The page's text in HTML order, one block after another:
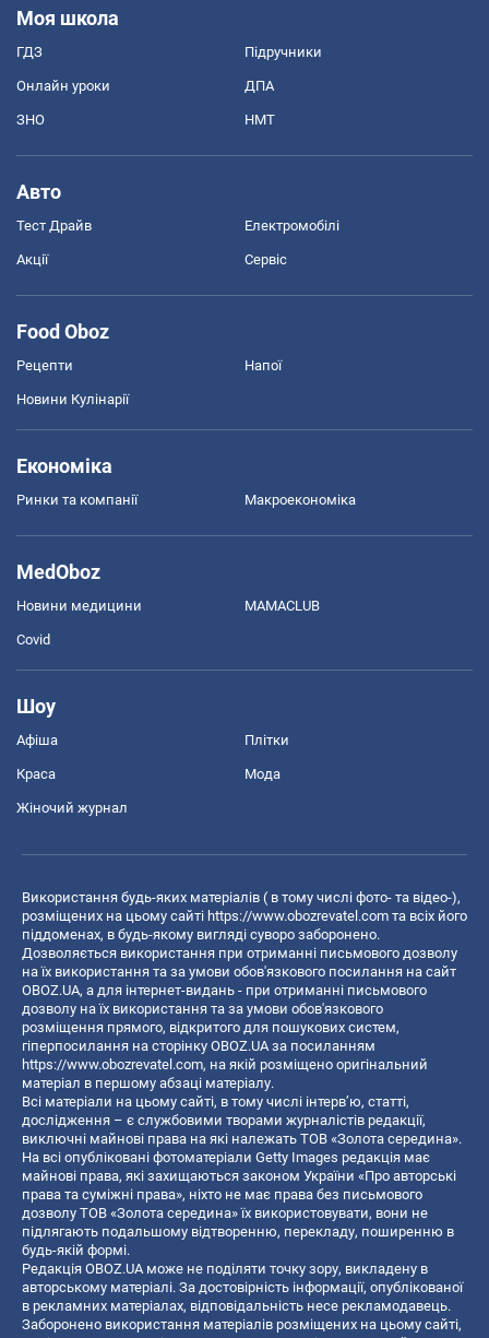
Моя школа
ГДЗ Підручники
Онлайн уроки ДПА
ЗНО НМТ
Авто
Тест Драйв Електромобілі
Акції Сервіс
Food Oboz
Рецепти Напої
Новини Кулінарії
Економіка
Ринки та компанії Макроекономіка
MedOboz
Новини медицини MAMACLUB
Covid
Шоу
Афіша Плітки
Краса Мода
Жіночий журнал
Використання будь-яких матеріалів ( в тому числі фото- та відео-),
розміщених на цьому сайті https://www.obozrevatel.com та всіх його
піддоменах, в будь-якому вигляді суворо заборонено.
Дозволяється використання при отриманні письмового дозволу
на їх використання та за умови обов'язкового посилання на сайт
OBOZ.UA, а для інтернет-видань - при отриманні письмового
дозволу на їх використання та за умови обов'язкового
розміщення прямого, відкритого для пошукових систем,
гіперпосилання на сторінку OBOZ.UA за посиланням
https://www.obozrevatel.com, на якій розміщено оригінальний
матеріал в першому абзаці матеріалу.
Всі матеріали на цьому сайті, в тому числі інтерв’ю, статті,
дослідження – є службовими творами журналістів редакції,
виключні майнові права на які належать ТОВ «Золота середина».
На всі опубліковані фотоматеріали Getty Images редакція має
майнові права, які захищаються законом України «Про авторські
права та суміжні права», ніхто не має права без письмового
дозволу ТОВ «Золота середина» їх використовувати, вони не
підлягають подальшому відтворенню, перекладу, поширенню в
будь-якій формі.
Редакція OBOZ.UA може не поділяти точку зору, викладену в
авторському матеріалі. За достовірність інформації, опублікованої
в рекламних матеріалах, відповідальність несе рекламодавець.
Заборонено використання матеріалів розміщених на цьому сайті,